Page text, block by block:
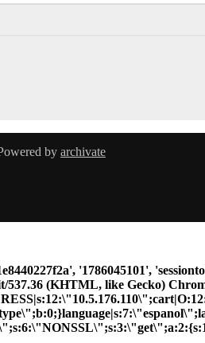
by archivate
'1786045101',
(KHTML, like Gecko)